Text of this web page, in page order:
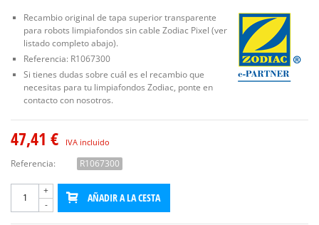
Recambio original de tapa superior transparente
para robots limpiafondos sin cable Zodiac Pixel (ver
listado completo abajo).
Referencia: R1067300
Si tienes dudas sobre cuál es el recambio que
necesitas para tu limpiafondos Zodiac, ponte en
contacto con nosotros.
47,41 € IVA incluido
Referencia: R1067300
-
+
AÑADIR A LA CESTA